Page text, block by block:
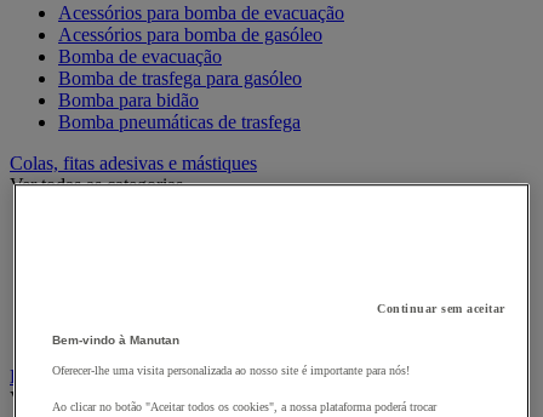
Acessórios para bomba de evacuação
Acessórios para bomba de gasóleo
Bomba de evacuação
Bomba de trasfega para gasóleo
Bomba para bidão
Bomba pneumáticas de trasfega
Colas, fitas adesivas e mástiques
Ver todas as categorias
Preparação de superfícies
Eletricidade
Ver todas as categorias
Continuar sem aceitar
Bem-vindo à Manutan
Oferecer-lhe uma visita personalizada ao nosso site é importante para nós!
Ao clicar no botão "Aceitar todos os cookies", a nossa plataforma poderá trocar